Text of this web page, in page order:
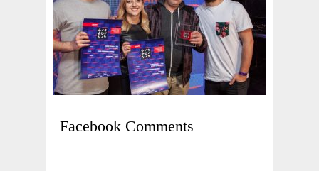
Facebook Comments